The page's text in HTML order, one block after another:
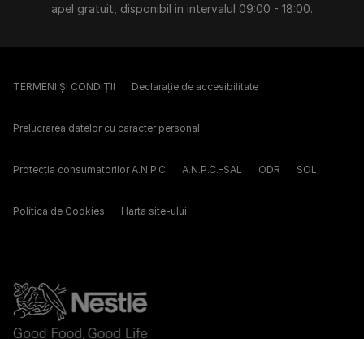
apel gratuit, disponibil in intervalul 09:00 - 18:00.
TERMENI ȘI CONDIȚII Declarație de accesibilitate
Prelucrarea datelor cu caracter personal
Protecția consumatorilor A.N.P.C A.N.P.C.-SAL ODR SOL
Politica de Cookies Harta site-ului